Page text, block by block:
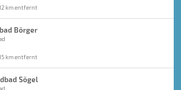
km entfernt
Börger
km entfernt
Sögel